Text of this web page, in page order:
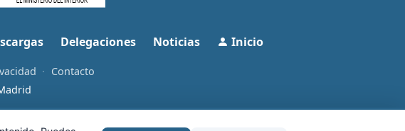
Delegaciones Noticias Inicio
· Contacto